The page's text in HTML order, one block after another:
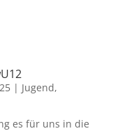
| Jugend,
es für uns in die